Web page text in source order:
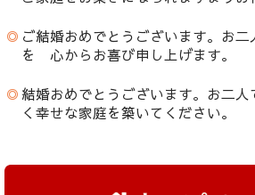
◎ ご結婚おめでとうございます。お
を 心からお喜び申し上げます。
◎結婚おめでとうございます。お二
く幸せな家庭を築いてください。